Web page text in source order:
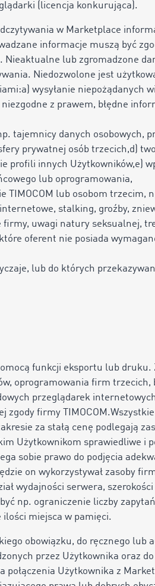
(licencja konkurująca).
w Marketplace
informacje muszą być
lub zgromadzone
Niedozwolone jest
wysyłanie niepożądanych
niezgodne z prawem, błędne
tajemnicy danych osobowych,
prywatnej osób trzecich,d)
profili innych Użytkowników,e)
lub oprogramowania,
TIMOCOM lub osobom trzecim,
stalking, groźby,
firmy, uwagi natury seksualnej,
oferent nie posiada
lub do których
funkcji eksportu lub
oprogramowania firm trzecich,
przeglądarek
firmy
za stałą cenę podlegają
Użytkownikom sprawiedliwe i
sobie prawo do podjęcia
on wykorzystywał zasoby
wydajności serwera,
np. ograniczenie liczby
miejsca w pamięci.
obowiązku, do ręcznego lub
przez Użytkownika oraz
Użytkownika z